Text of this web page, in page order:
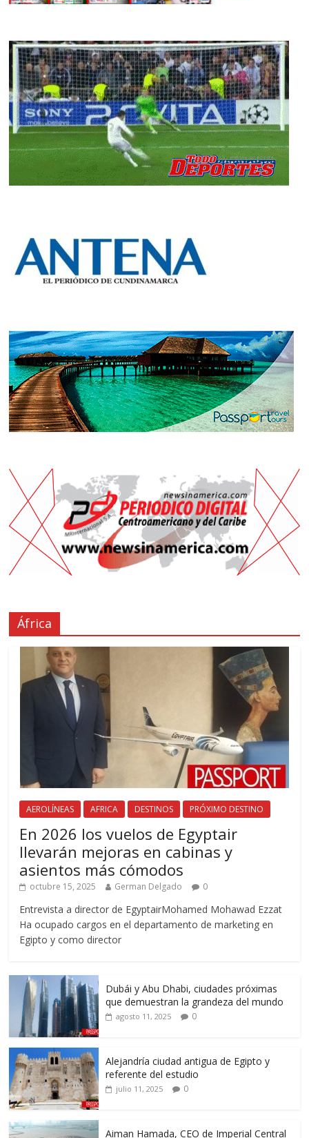
África
AEROLÍNEAS AFRICA DESTINOS PRÓXIMO DESTINO
En 2026 los vuelos de Egyptair
llevarán mejoras en cabinas y
asientos más cómodos
octubre 15, 2025 German Delgado 0
Entrevista a director de EgyptairMohamed Mohawad Ezzat
Ha ocupado cargos en el departamento de marketing en
Egipto y como director
Dubái y Abu Dhabi, ciudades próximas
que demuestran la grandeza del mundo
agosto 11, 2025 0
Alejandría ciudad antigua de Egipto y
referente del estudio
julio 11, 2025 0
Aiman Hamada, CEO de Imperial Central